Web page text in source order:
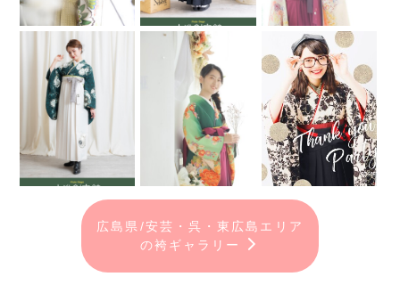
広島県/安芸・呉・東広島エリア
の袴ギャラリー